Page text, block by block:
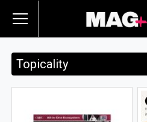
Topicality